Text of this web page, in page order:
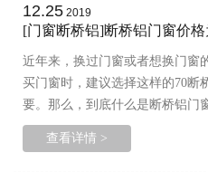
12.25 2019
[门窗断桥铝]断桥铝门窗价
近年来，换过门窗或者想换门窗
买门窗时，建议选择这样的70断
要。那么，到底什么是断桥铝门
查看详情 >